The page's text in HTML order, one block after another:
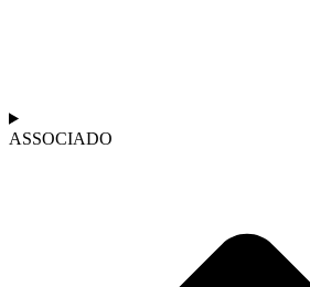
ASSOCIADO